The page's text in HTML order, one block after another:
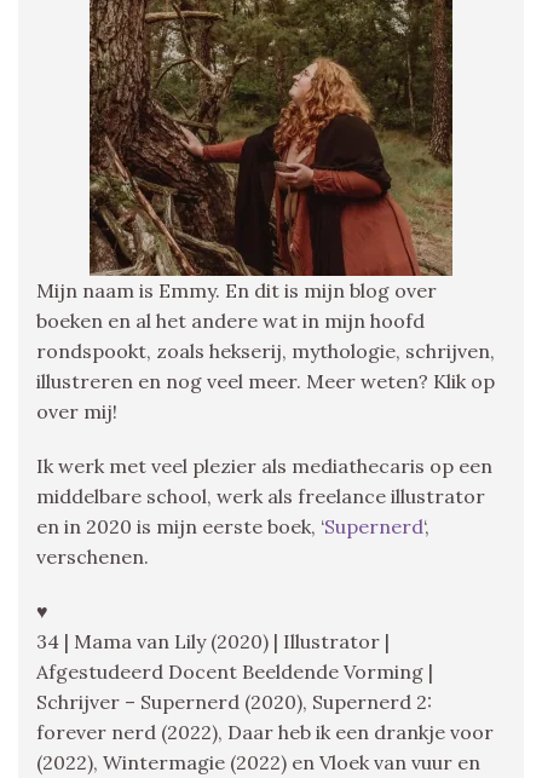
Mijn naam is Emmy. En dit is mijn blog over
boeken en al het andere wat in mijn hoofd
rondspookt, zoals hekserij, mythologie, schrijven,
illustreren en nog veel meer. Meer weten? Klik op
over mij!
Ik werk met veel plezier als mediathecaris op een
middelbare school, werk als freelance illustrator
en in 2020 is mijn eerste boek, ‘Supernerd‘,
verschenen.
♥
34 | Mama van Lily (2020) | Illustrator |
Afgestudeerd Docent Beeldende Vorming |
Schrijver – Supernerd (2020), Supernerd 2:
forever nerd (2022), Daar heb ik een drankje voor
(2022), Wintermagie (2022) en Vloek van vuur en